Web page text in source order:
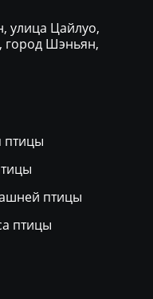
улица Цайлуо,
Шэньян,
птицы
птицы
птицы